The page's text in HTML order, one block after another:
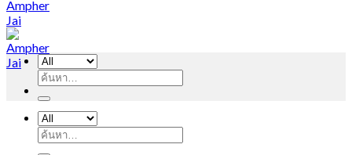
ค้นหา:
ค้นหา: